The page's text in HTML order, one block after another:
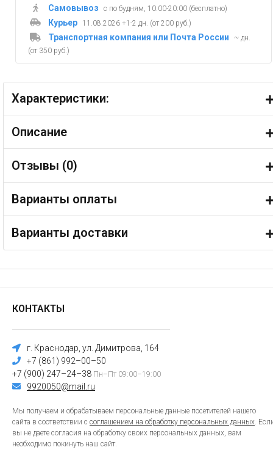
Самовывоз с по будням, 10:00-20:00 (бесплатно)
Курьер 11.08.2026 +1-2 дн. (от 200 руб.)
Транспортная компания или Почта России
~ дн.
(от 350 руб.)
Характеристики:
Описание
Отзывы (0)
Варианты оплаты
Варианты доставки
КОНТАКТЫ
г. Краснодар, ул. Димитрова, 164
+7 (861) 992–00–50
+7 (900) 247–24–38 Пн–Пт 09:00–19:00
9920050@mail.ru
Мы получаем и обрабатываем персональные данные посетителей нашего
сайта в соответствии с соглашением на обработку персональных данных.
вы не даете согласия на обработку своих персональных данных, вам
необходимо покинуть наш сайт.